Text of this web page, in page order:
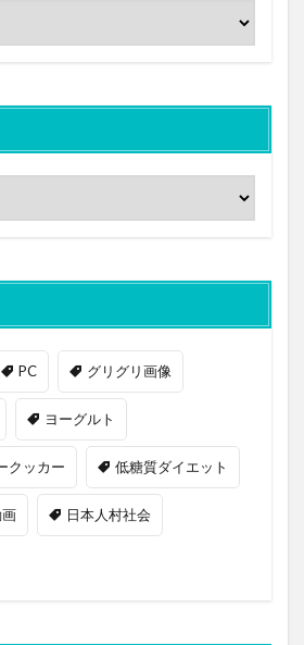
PC グリグリ画像
ヨーグルト
クッカー 低糖質ダイエット
日本人村社会